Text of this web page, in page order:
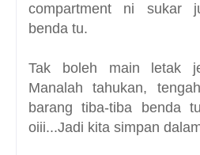
compartment ni sukar
benda tu.
Tak boleh main letak
Manalah tahukan,
barang tiba-tiba benda
oiii...Jadi kita simpan